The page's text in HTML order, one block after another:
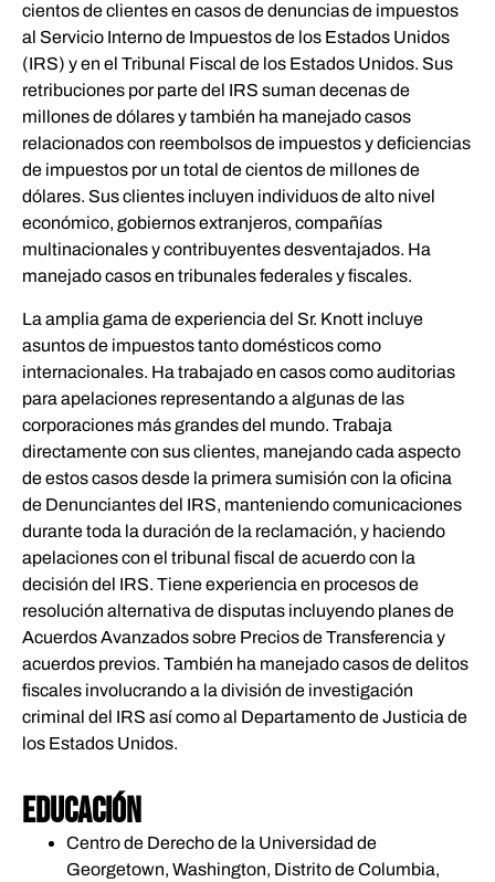
cientos de clientes en casos de denuncias de impuestos
al Servicio Interno de Impuestos de los Estados Unidos
(IRS) y en el Tribunal Fiscal de los Estados Unidos. Sus
retribuciones por parte del IRS suman decenas de
millones de dólares y también ha manejado casos
relacionados con reembolsos de impuestos y deficiencias
de impuestos por un total de cientos de millones de
dólares. Sus clientes incluyen individuos de alto nivel
económico, gobiernos extranjeros, compañías
multinacionales y contribuyentes desventajados. Ha
manejado casos en tribunales federales y fiscales.
La amplia gama de experiencia del Sr. Knott incluye
asuntos de impuestos tanto domésticos como
internacionales. Ha trabajado en casos como auditorias
para apelaciones representando a algunas de las
corporaciones más grandes del mundo. Trabaja
directamente con sus clientes, manejando cada aspecto
de estos casos desde la primera sumisión con la oficina
de Denunciantes del IRS, manteniendo comunicaciones
durante toda la duración de la reclamación, y haciendo
apelaciones con el tribunal fiscal de acuerdo con la
decisión del IRS. Tiene experiencia en procesos de
resolución alternativa de disputas incluyendo planes de
Acuerdos Avanzados sobre Precios de Transferencia y
acuerdos previos. También ha manejado casos de delitos
fiscales involucrando a la división de investigación
criminal del IRS así como al Departamento de Justicia de
los Estados Unidos.
EDUCACIÓN
Centro de Derecho de la Universidad de
Georgetown, Washington, Distrito de Columbia,